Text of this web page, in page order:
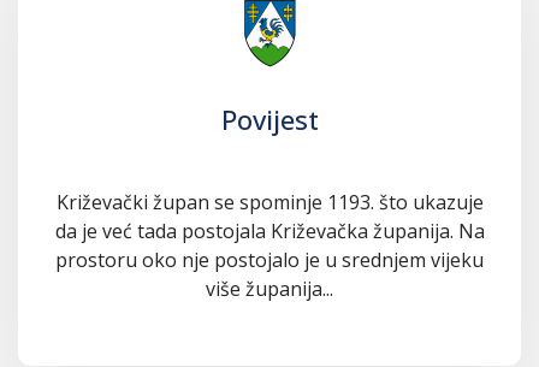
Povijest
Križevački župan se spominje 1193. što ukazuje
da je već tada postojala Križevačka županija. Na
prostoru oko nje postojalo je u srednjem vijeku
više županija...